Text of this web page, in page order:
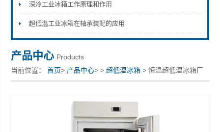
上海拓纷机械设备有限公司
深冷工业冰箱工作原理和作用
超低温工业冰箱在轴承装配的应用
产品中心 Products
当前位置：首页> 产品中心> >超低温冰箱 > 恒温超低温冰箱厂
家直供型号齐全可定制